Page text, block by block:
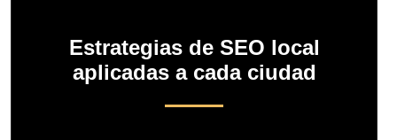
Estrategias de SEO local
aplicadas a cada ciudad